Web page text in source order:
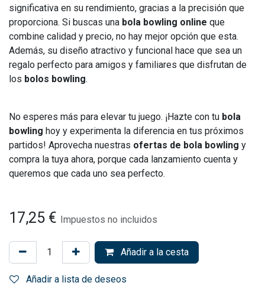
significativa en su rendimiento, gracias a la precisión que
proporciona. Si buscas una bola bowling online que
combine calidad y precio, no hay mejor opción que esta.
Además, su diseño atractivo y funcional hace que sea un
regalo perfecto para amigos y familiares que disfrutan de
los bolos bowling.
No esperes más para elevar tu juego. ¡Hazte con tu bola
bowling hoy y experimenta la diferencia en tus próximos
partidos! Aprovecha nuestras ofertas de bola bowling y
compra la tuya ahora, porque cada lanzamiento cuenta y
queremos que cada uno sea perfecto.
17,25 € Impuestos no incluidos
Añadir a la cesta
Añadir a lista de deseos